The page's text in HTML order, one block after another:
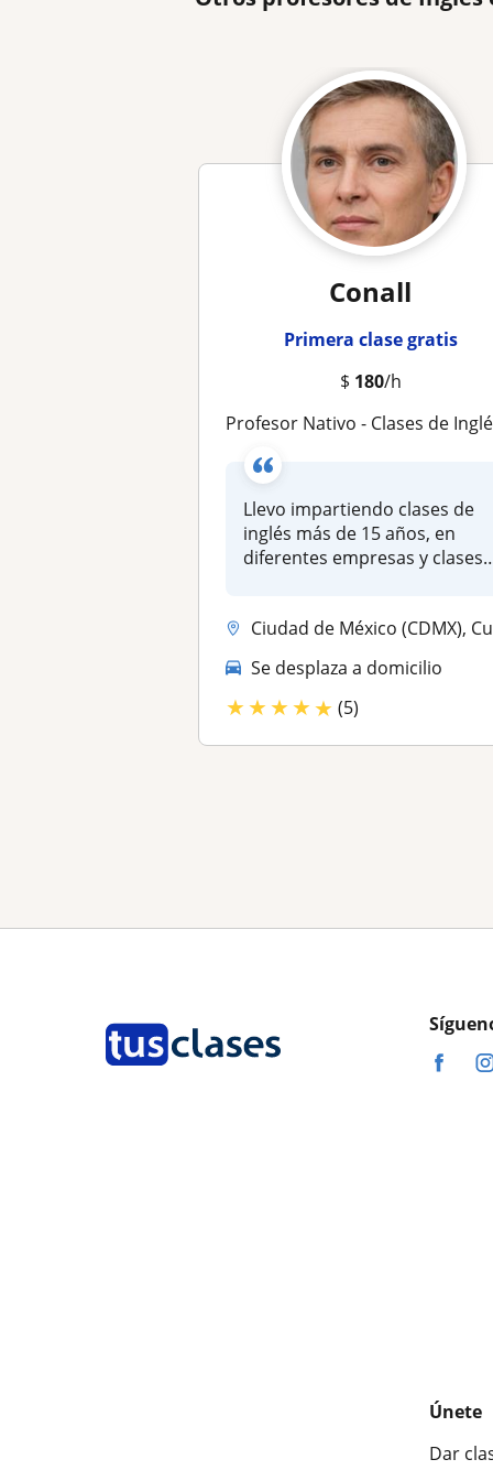
Conall
Primera clase gratis
$ 180/h
Profesor Nativo - Clases de Inglés de Negocios e IELTS
Llevo impartiendo clases de
inglés más de 15 años, en
diferentes empresas y clases
Ciudad de México (CDMX), Cuauhtémoc, Venustiano Carranza, Iztapalapa, ...
Se desplaza a domicilio
★★★★★ (5)
Únete
Dar